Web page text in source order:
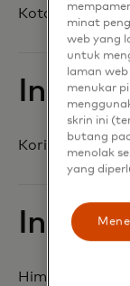
Kotapraja
India
Koridor gajah
India
Himalaya Timur
minat
web yang
untuk
laman
menukar
skrin ini
butang
menolak
yang